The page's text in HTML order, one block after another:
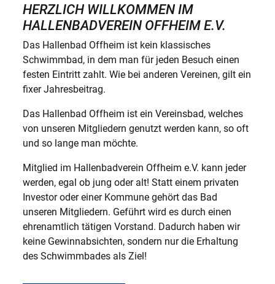
HERZLICH WILLKOMMEN IM
HALLENBADVEREIN OFFHEIM E.V.
Das Hallenbad Offheim ist kein klassisches
Schwimmbad, in dem man für jeden Besuch einen
festen Eintritt zahlt. Wie bei anderen Vereinen, gilt ein
fixer Jahresbeitrag.
Das Hallenbad Offheim ist ein Vereinsbad, welches
von unseren Mitgliedern genutzt werden kann, so oft
und so lange man möchte.
Mitglied im Hallenbadverein Offheim e.V. kann jeder
werden, egal ob jung oder alt! Statt einem privaten
Investor oder einer Kommune gehört das Bad
unseren Mitgliedern. Geführt wird es durch einen
ehrenamtlich tätigen Vorstand. Dadurch haben wir
keine Gewinnabsichten, sondern nur die Erhaltung
des Schwimmbades als Ziel!